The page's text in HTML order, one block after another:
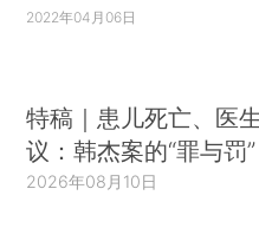
2022年04月06日
特稿｜患儿死亡、医
议：韩杰案的“罪与罚”
2026年08月10日